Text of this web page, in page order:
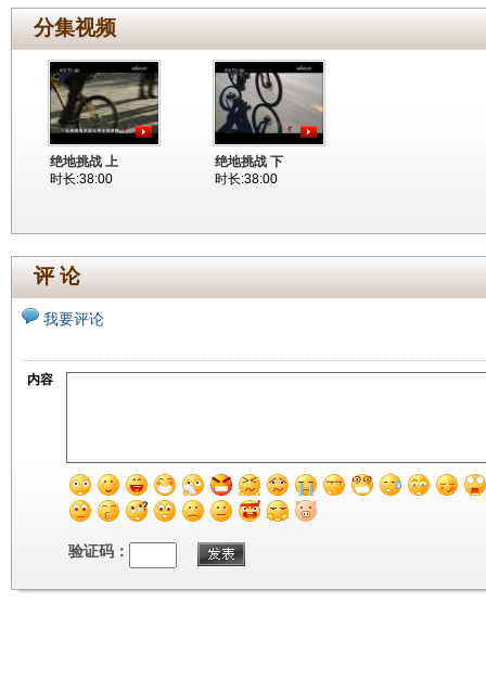
分集视频
绝地挑战 上
时长:38:00
绝地挑战 下
时长:38:00
评 论
我要评论
内容
验证码：